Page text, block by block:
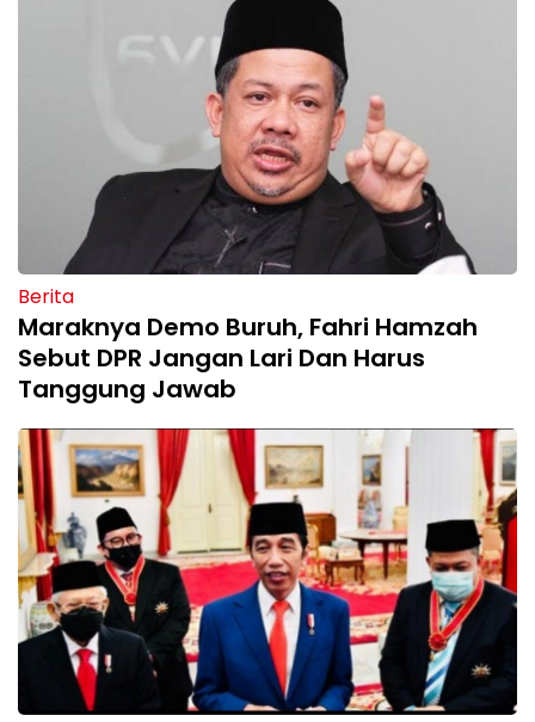
Berita
Maraknya Demo Buruh, Fahri Hamzah
Sebut DPR Jangan Lari Dan Harus
Tanggung Jawab